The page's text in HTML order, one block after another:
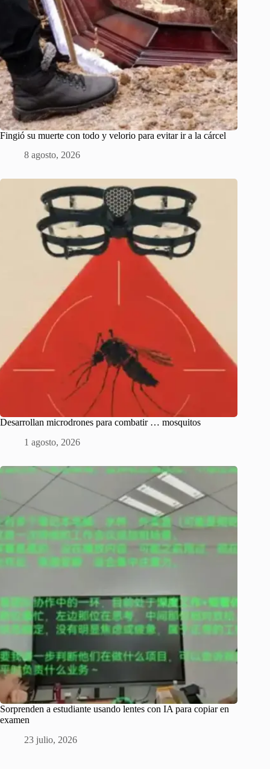
Fingió su muerte con todo y velorio para evitar ir a la cárcel
8 agosto, 2026
Desarrollan microdrones para combatir … mosquitos
1 agosto, 2026
Sorprenden a estudiante usando lentes con IA para copiar en
examen
23 julio, 2026